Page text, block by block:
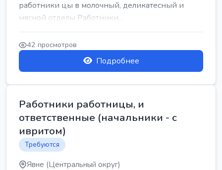
работники цы в молочный, деликатесный и
мясной отделы Работники...
42 просмотров
Подробнее
Работники работницы, и
ответственные (начальники - с
ивритом)
Требуются
Явне (Центральный округ)